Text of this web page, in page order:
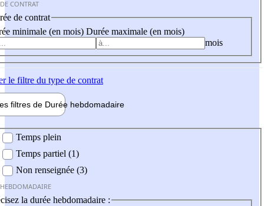
CONTRAT
de contrat
minimale (en mois) Durée maximale (en mois)
mois
le filtre du type de contrat
filtres de Durée hebdomadaire
Temps plein
Temps partiel (1)
Non renseignée (3)
la durée hebdomadaire :